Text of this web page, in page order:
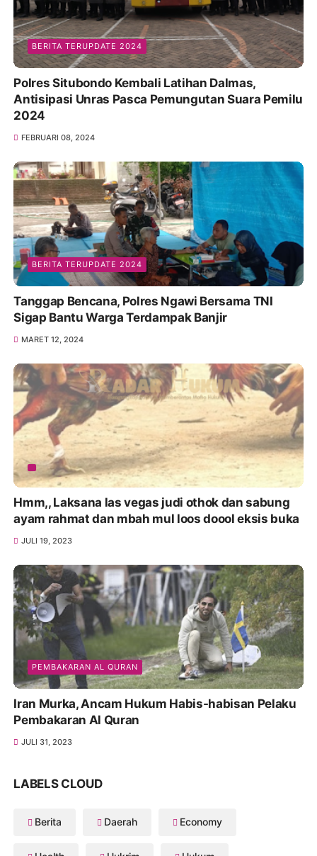
BERITA TERUPDATE 2024
Polres Situbondo Kembali Latihan Dalmas,
Antisipasi Unras Pasca Pemungutan Suara Pemilu
2024
FEBRUARI 08, 2024
BERITA TERUPDATE 2024
Tanggap Bencana, Polres Ngawi Bersama TNI
Sigap Bantu Warga Terdampak Banjir
MARET 12, 2024
Hmm,, Laksana las vegas judi othok dan sabung
ayam rahmat dan mbah mul loos doool eksis buka
JULI 19, 2023
PEMBAKARAN AL QURAN
Iran Murka, Ancam Hukum Habis-habisan Pelaku
Pembakaran Al Quran
JULI 31, 2023
LABELS CLOUD
Berita Daerah Economy